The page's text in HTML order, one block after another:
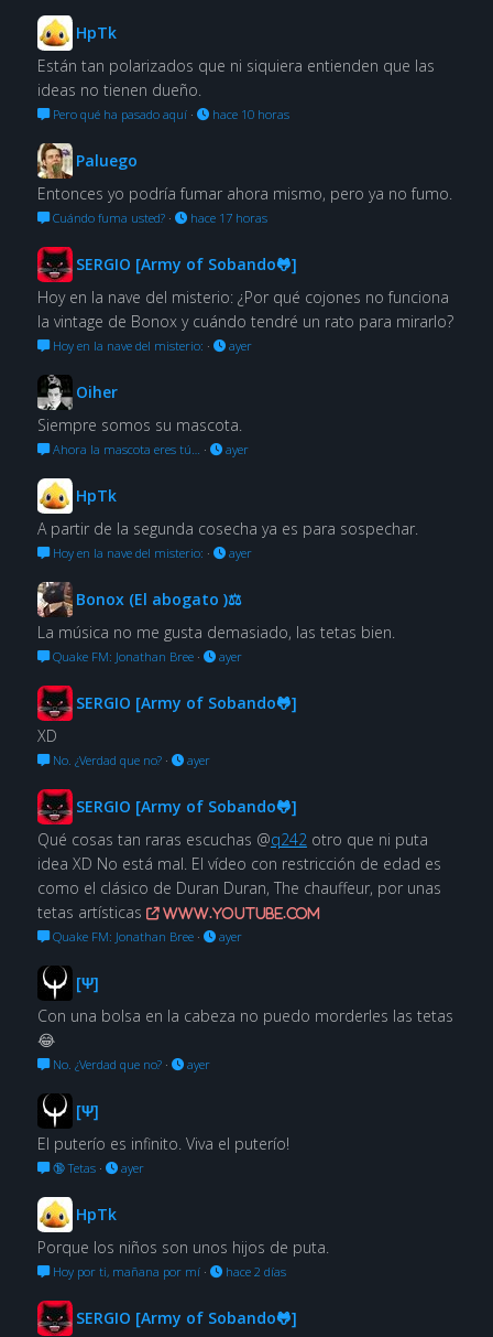
HpTk
Están tan polarizados que ni siquiera entienden que las
ideas no tienen dueño.
Pero qué ha pasado aquí· hace 10 horas
Paluego
Entonces yo podría fumar ahora mismo, pero ya no fumo.
Cuándo fuma usted?· hace 17 horas
SERGIO [Army of Sobando🐸]
Hoy en la nave del misterio: ¿Por qué cojones no funciona
la vintage de Bonox y cuándo tendré un rato para mirarlo?
Hoy en la nave del misterio: · ayer
Oiher
Siempre somos su mascota.
Ahora la mascota eres tú… · ayer
HpTk
A partir de la segunda cosecha ya es para sospechar.
Hoy en la nave del misterio: · ayer
Bonox (El abogato )⚖
La música no me gusta demasiado, las tetas bien.
Quake FM: Jonathan Bree· ayer
SERGIO [Army of Sobando🐸]
XD
No. ¿Verdad que no?· ayer
SERGIO [Army of Sobando🐸]
Qué cosas tan raras escuchas @q242otro que ni puta
idea XD No está mal. El vídeo con restricción de edad es
como el clásico de Duran Duran, The chauffeur, por unas
tetas artísticas
www.youtube.com
Quake FM: Jonathan Bree· ayer
[Ψ]
Con una bolsa en la cabeza no puedo morderles las tetas
😂
No. ¿Verdad que no?· ayer
[Ψ]
El puterío es infinito. Viva el puterío!
🔞 Tetas· ayer
HpTk
Porque los niños son unos hijos de puta.
Hoy por ti, mañana por mí· hace 2 días
SERGIO [Army of Sobando🐸]